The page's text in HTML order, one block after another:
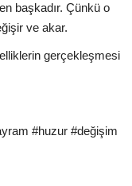
başkadır. Çünkü o
ve akar.
gerçekleşmesi
#huzur #değişim